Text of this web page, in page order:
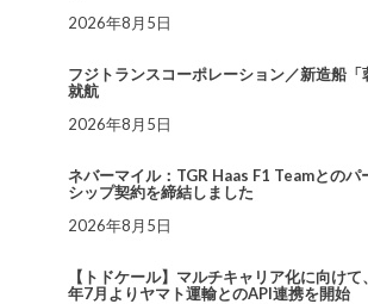
2026年8月5日
フジトランスコーポレーション／新造船「
就航
2026年8月5日
ネバーマイル：TGR Haas F1 Teamとのパ
シップ契約を締結しました
2026年8月5日
【トドケール】マルチキャリア化に向け
年7月よりヤマト運輸とのAPI連携を開始